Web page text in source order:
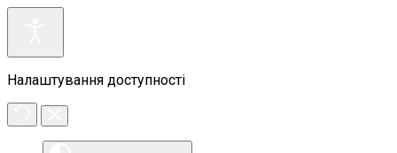
Налаштування доступності